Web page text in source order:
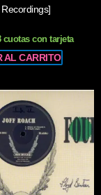
cuotas con tarjeta
AL CARRITO